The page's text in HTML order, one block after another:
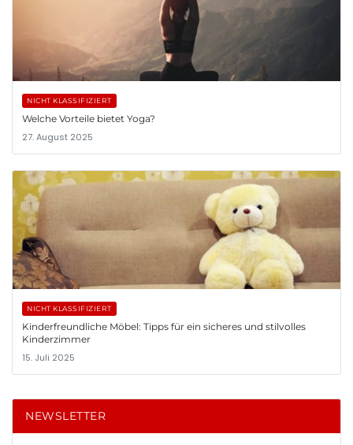
NICHT KLASSIFIZIERT
Welche Vorteile bietet Yoga?
27. August 2025
NICHT KLASSIFIZIERT
Kinderfreundliche Möbel: Tipps für ein sicheres und stilvolles
Kinderzimmer
15. Juli 2025
NEWSLETTER